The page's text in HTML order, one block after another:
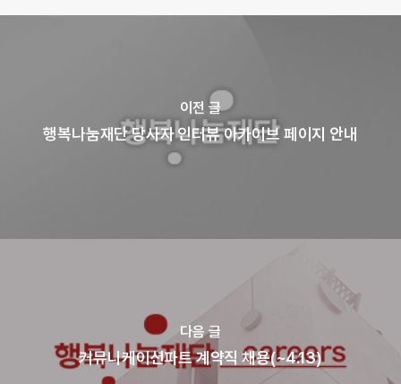
이전 글
행복나눔재단 당사자 인터뷰 아카이브 페이지 안내
다음 글
커뮤니케이션파트 계약직 채용(~4.13)